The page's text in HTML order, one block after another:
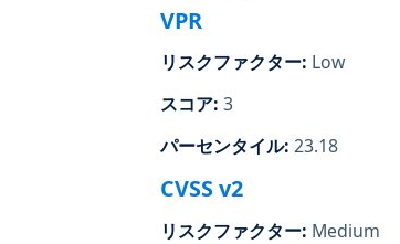
VPR
リスクファクター: Low
スコア: 3
パーセンタイル: 23.18
CVSS v2
リスクファクター: Medium